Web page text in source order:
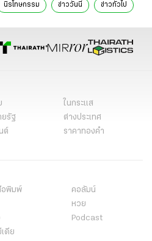
นิรโทษกรรม ข่าววันนี้ ข่าวทั่วไป
ในกระแส
ยรัฐ
ต่างประเทศ
ต์
ราคาทองคำ
อพิมพ์
คอลัมน์
หวย
Podcast
ดีย